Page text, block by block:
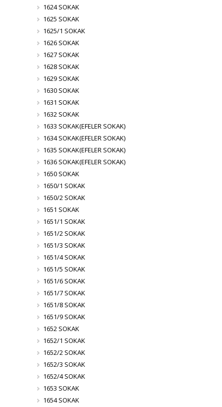
1624 SOKAK
1625 SOKAK
1625/1 SOKAK
1626 SOKAK
1627 SOKAK
1628 SOKAK
1629 SOKAK
1630 SOKAK
1631 SOKAK
1632 SOKAK
1633 SOKAK(EFELER SOKAK)
1634 SOKAK(EFELER SOKAK)
1635 SOKAK(EFELER SOKAK)
1636 SOKAK(EFELER SOKAK)
1650 SOKAK
1650/1 SOKAK
1650/2 SOKAK
1651 SOKAK
1651/1 SOKAK
1651/2 SOKAK
1651/3 SOKAK
1651/4 SOKAK
1651/5 SOKAK
1651/6 SOKAK
1651/7 SOKAK
1651/8 SOKAK
1651/9 SOKAK
1652 SOKAK
1652/1 SOKAK
1652/2 SOKAK
1652/3 SOKAK
1652/4 SOKAK
1653 SOKAK
1654 SOKAK